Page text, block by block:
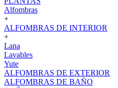
Alfombras
+
ALFOMBRAS DE INTERIOR
+
Lana
Lavables
Yute
ALFOMBRAS DE EXTERIOR
ALFOMBRAS DE BAÑO